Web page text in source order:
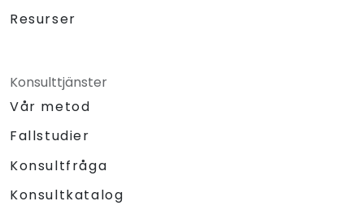
Resurser
Konsulttjänster
Vår metod
Fallstudier
Konsultfråga
Konsultkatalog